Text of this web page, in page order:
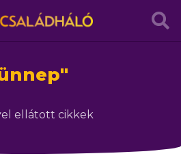
"
ellátott cikkek